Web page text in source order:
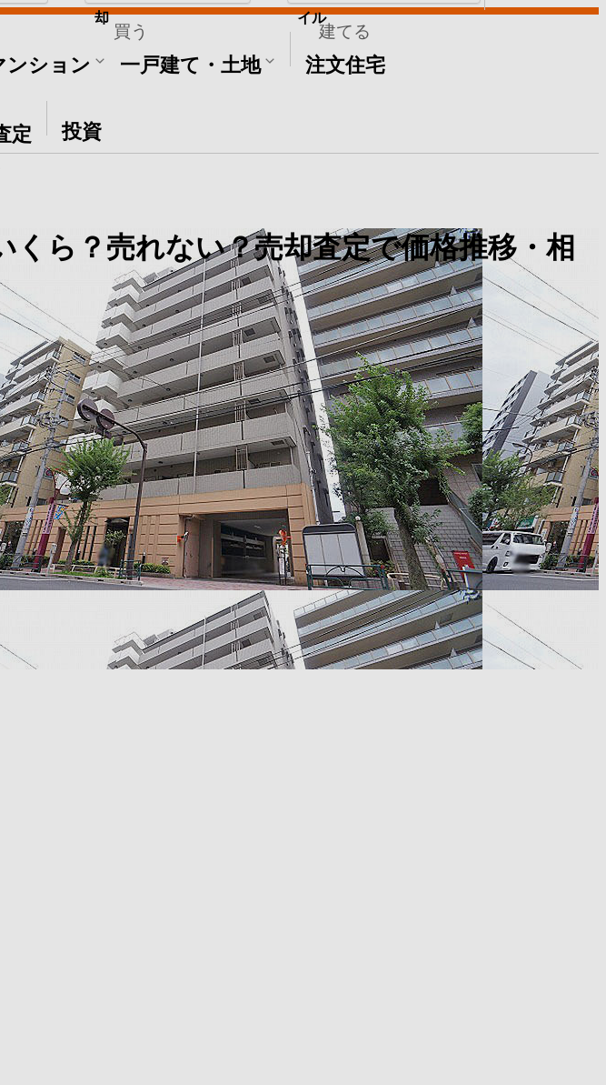
買う
ンション 一戸建て・土地
建てる
注文住宅
定
その他
投資
却 イル
くら？売れない？売却査定で価格推移・相